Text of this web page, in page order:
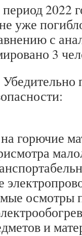
2022
уже
с
3
горючие
осмотры
и